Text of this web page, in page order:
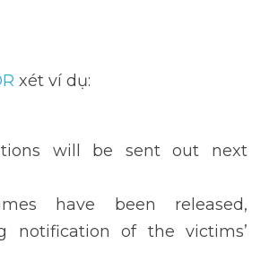
xét ví dụ:
will be sent out next
have been released,
notification of the victims’